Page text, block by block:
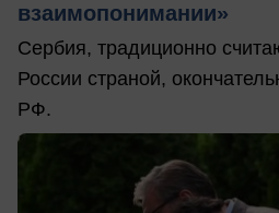
взаимопонимании»
Сербия, традиционно
России страной,
РФ.